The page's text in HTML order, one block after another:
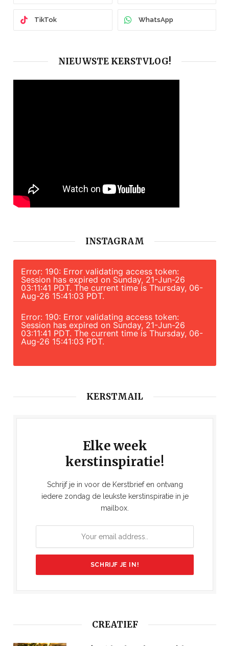
TikTok WhatsApp
NIEUWSTE KERSTVLOG!
INSTAGRAM
Error: 190: Error validating access token:
Session has expired on Sunday, 21-Jun-26
03:11:41 PDT. The current time is Thursday, 06-
Aug-26 15:41:03 PDT.
Error: 190: Error validating access token:
Session has expired on Sunday, 21-Jun-26
03:11:41 PDT. The current time is Thursday, 06-
Aug-26 15:41:03 PDT.
KERSTMAIL
Elke week
kerstinspiratie!
Schrijf je in voor de Kerstbrief en ontvang
iedere zondag de leukste kerstinspiratie in je
mailbox.
CREATIEF